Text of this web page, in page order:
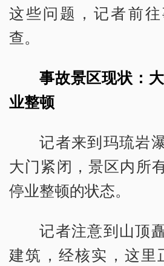
这些问题，记者前
查。
事故景区现状：
业整顿
记者来到玛琉岩
大门紧闭，景区内所
停业整顿的状态。
记者注意到山顶
建筑，经核实，这里